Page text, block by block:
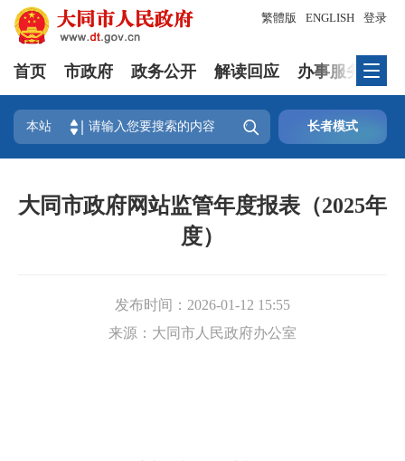
登录
繁體版 ENGLISH
首页 市政府 政务公开 解读回应 办事服务
本站  长者模式
大同市政府网站监管年度报表（2025年
度）
发布时间： 2026-01-12 15:55
来源： 大同市人民政府办公室